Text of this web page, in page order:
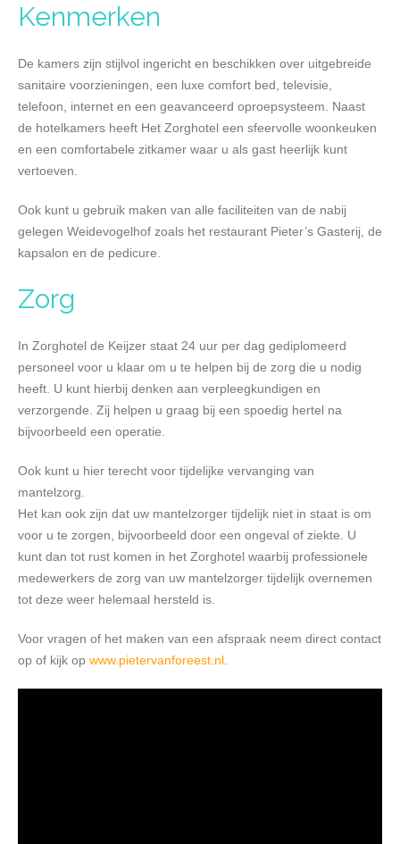
Kenmerken
De kamers zijn stijlvol ingericht en beschikken over uitgebreide
sanitaire voorzieningen, een luxe comfort bed, televisie,
telefoon, internet en een geavanceerd oproepsysteem. Naast
de hotelkamers heeft Het Zorghotel een sfeervolle woonkeuken
en een comfortabele zitkamer waar u als gast heerlijk kunt
vertoeven.
Ook kunt u gebruik maken van alle faciliteiten van de nabij
gelegen Weidevogelhof zoals het restaurant Pieter’s Gasterij, de
kapsalon en de pedicure.
Zorg
In Zorghotel de Keijzer staat 24 uur per dag gediplomeerd
personeel voor u klaar om u te helpen bij de zorg die u nodig
heeft. U kunt hierbij denken aan verpleegkundigen en
verzorgende. Zij helpen u graag bij een spoedig hertel na
bijvoorbeeld een operatie.
Ook kunt u hier terecht voor tijdelijke vervanging van
mantelzorg.
Het kan ook zijn dat uw mantelzorger tijdelijk niet in staat is om
voor u te zorgen, bijvoorbeeld door een ongeval of ziekte. U
kunt dan tot rust komen in het Zorghotel waarbij professionele
medewerkers de zorg van uw mantelzorger tijdelijk overnemen
tot deze weer helemaal hersteld is.
Voor vragen of het maken van een afspraak neem direct contact
op of kijk op www.pietervanforeest.nl